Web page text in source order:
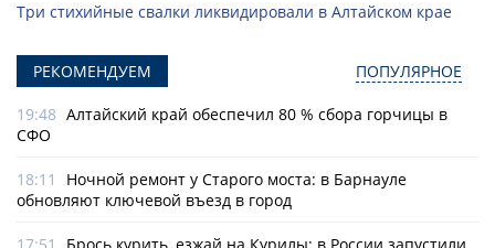
Три стихийные свалки ликвидировали в Алтайском крае
РЕКОМЕНДУЕМ ПОПУЛЯРНОЕ
19:48 Алтайский край обеспечил 80 % сбора горчицы в
СФО
18:11
Ночной ремонт у Старого моста: в Барнауле
обновляют ключевой въезд в город